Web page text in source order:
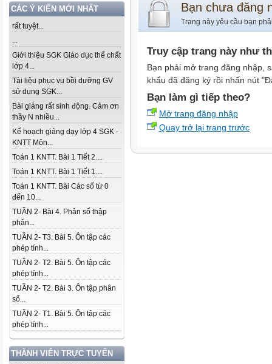
CÁC Ý KIẾN MỚI NHẤT
rất tuyệt...
...
Giới thiệu SGK Giáo dục thể chất
lớp 4...
Tài liệu phục vụ bồi dưỡng GV
sử dụng SGK...
Bài giảng rất sinh động. Cảm ơn
thầy N nhiều...
Kế hoạch giảng dạy lớp 4 SGK -
KNTT Môn...
Toán 1 KNTT. Bài 1 Tiết 2....
Toán 1 KNTT. Bài 1 Tiết 1....
Toán 1 KNTT. Bài Các số từ 0
đến 10...
TUẦN 2- Bài 4. Phân số thập
phân...
TUẦN 2- T3. Bài 5. Ôn tập các
phép tính...
TUẦN 2- T2. Bài 5. Ôn tập các
phép tính...
TUẦN 2- T2. Bài 3. Ôn tập phân
số...
TUẦN 2- T1. Bài 5. Ôn tập các
phép tính...
THÀNH VIÊN TRỰC TUYẾN
Bạn chưa đăng
Trang này yêu cầu bạn
Truy cập trang này như
Bạn phải mở trang đăng nhập,
khẩu đã đăng ký rồi nhấn nút
Bạn làm gì tiếp theo?
Mở trang đăng nhập
Quay trở lại trang trước